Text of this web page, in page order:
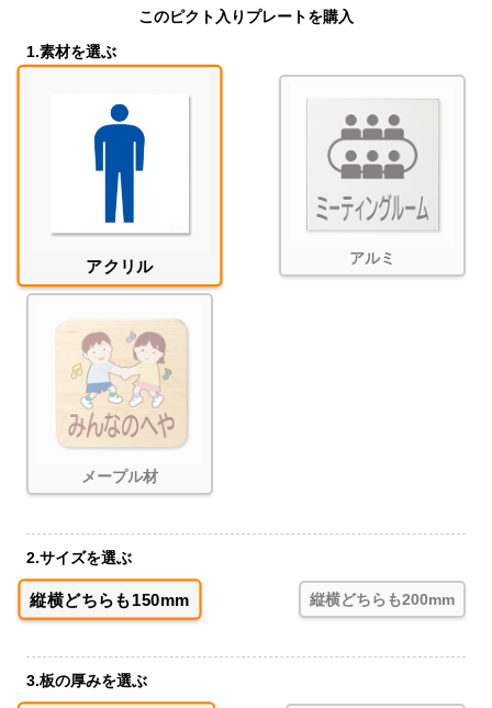
このピクト入りプレートを購入
1.素材を選ぶ
アクリル アルミ
メープル材
2.サイズを選ぶ
縦横どちらも150mm 縦横どちらも200mm
3.板の厚みを選ぶ